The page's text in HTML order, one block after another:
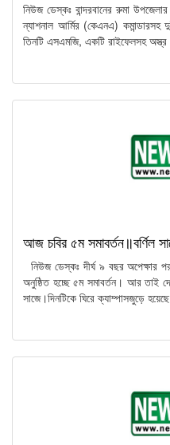
নিউজ ডেস্কঃ বান্দরবানের রুমা উপজেলার
ন্যাশনাল আর্মির (কেএনএ) কমান্ডারসহ
তিনটি এসএমজি, একটি রাইফেলসহ
আজ চবির ৫ম সমাবর্তন॥বর্ণিল
নিউজ ডেস্কঃ দীর্ঘ ৯ বছর অপেক্ষার
অনুষ্ঠিত হচ্ছে ৫ম সমাবর্তন। আর তাই
সাজে।দিনটিকে ঘিরে ক্যাম্পাসজুড়ে